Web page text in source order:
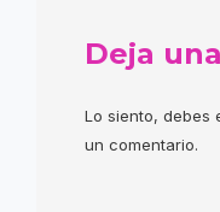
Deja
Lo siento, debes
un comentario.